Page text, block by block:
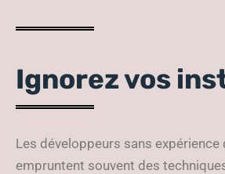
Ignorez vos
Les développeurs sans expérience
empruntent souvent des